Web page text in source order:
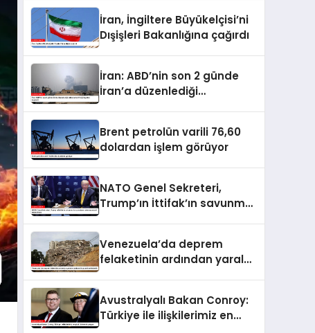
İran, İngiltere Büyükelçisi’ni
Dışişleri Bakanlığına çağırdı
İran: ABD’nin son 2 günde
İran’a düzenlediği
Brent petrolün varili 76,60
dolardan işlem görüyor
NATO Genel Sekreteri,
Trump’ın İttifak’ın savunma
Venezuela’da deprem
felaketinin ardından yaralar
Avustralyalı Bakan Conroy:
Türkiye ile ilişkilerimiz en